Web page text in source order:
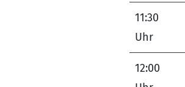
11:30
Uhr
12:00